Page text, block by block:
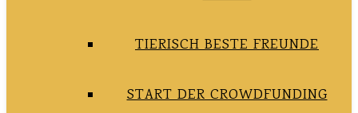
TIERISCH BESTE FREUNDE
START DER CROWDFUNDING